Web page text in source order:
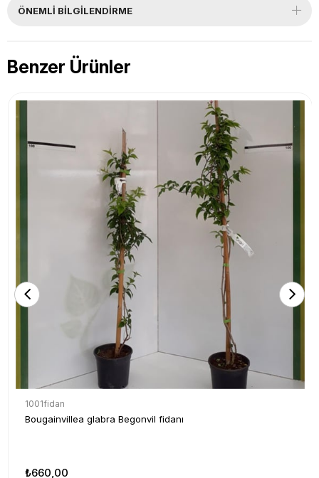
ÖNEMLI BILGILENDIRME
Benzer Ürünler
1001fidan
Bougainvillea glabra Begonvil fidanı
₺660,00